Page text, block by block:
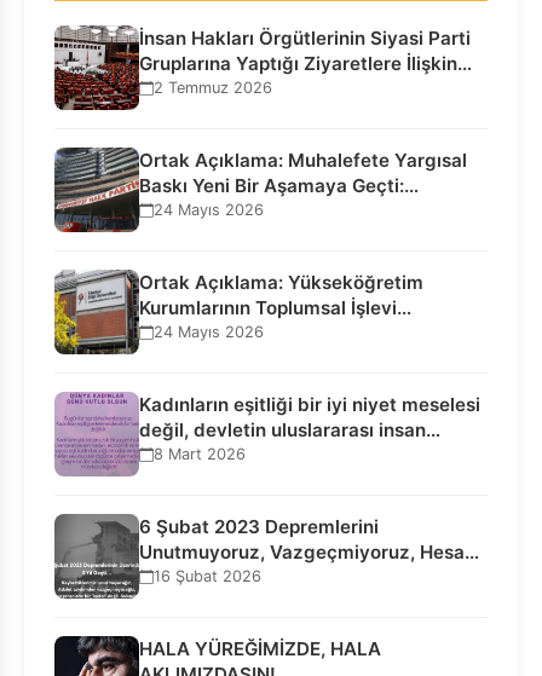
İnsan Hakları Örgütlerinin Siyasi Parti
Gruplarına Yaptığı Ziyaretlere İlişkin
Bilgilendirme…
2 Temmuz 2026
Ortak Açıklama: Muhalefete Yargısal
Baskı Yeni Bir Aşamaya Geçti:
Seçilmiş…
24 Mayıs 2026
Ortak Açıklama: Yükseköğretim
Kurumlarının Toplumsal İşlevi
Kurucularının Ticari Akıbetine
24 Mayıs 2026
Kadınların eşitliği bir iyi niyet meselesi
değil, devletin uluslararası insan…
8 Mart 2026
6 Şubat 2023 Depremlerini
Unutmuyoruz, Vazgeçmiyoruz, Hesap
Sorulmasını İstiyoruz!
16 Şubat 2026
HALA YÜREĞİMİZDE, HALA